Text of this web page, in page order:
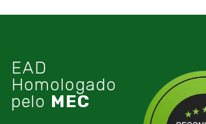
EAD
Homologado
pelo MEC